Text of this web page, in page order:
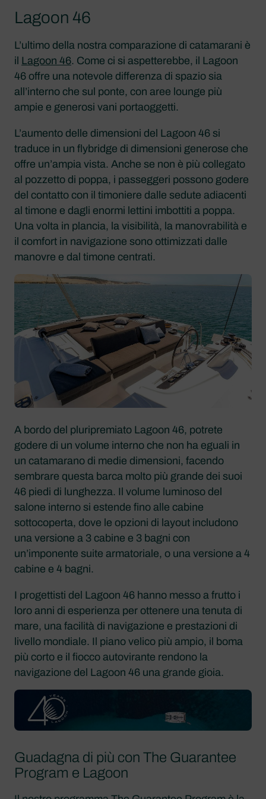
Lagoon 46
L’ultimo della nostra comparazione di catamarani è
il Lagoon 46. Come ci si aspetterebbe, il Lagoon
46 offre una notevole differenza di spazio sia
all’interno che sul ponte, con aree lounge più
ampie e generosi vani portaoggetti.
L’aumento delle dimensioni del Lagoon 46 si
traduce in un flybridge di dimensioni generose che
offre un’ampia vista. Anche se non è più collegato
al pozzetto di poppa, i passeggeri possono godere
del contatto con il timoniere dalle sedute adiacenti
al timone e dagli enormi lettini imbottiti a poppa.
Una volta in plancia, la visibilità, la manovrabilità e
il comfort in navigazione sono ottimizzati dalle
manovre e dal timone centrati.
A bordo del pluripremiato Lagoon 46, potrete
godere di un volume interno che non ha eguali in
un catamarano di medie dimensioni, facendo
sembrare questa barca molto più grande dei suoi
46 piedi di lunghezza. Il volume luminoso del
salone interno si estende fino alle cabine
sottocoperta, dove le opzioni di layout includono
una versione a 3 cabine e 3 bagni con
un’imponente suite armatoriale, o una versione a 4
cabine e 4 bagni.
I progettisti del Lagoon 46 hanno messo a frutto i
loro anni di esperienza per ottenere una tenuta di
mare, una facilità di navigazione e prestazioni di
livello mondiale. Il piano velico più ampio, il boma
più corto e il fiocco autovirante rendono la
navigazione del Lagoon 46 una grande gioia.
Guadagna di più con The Guarantee
Program e Lagoon